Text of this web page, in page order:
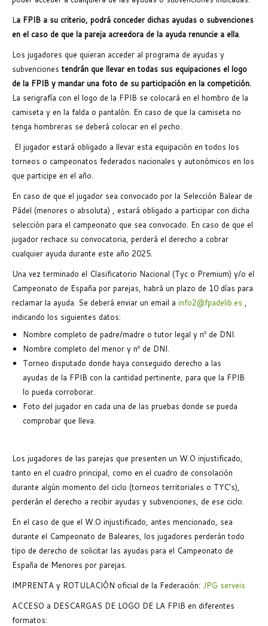
L a FPIB a su criterio, podrá conceder dichas ayudas o subvenciones
en el caso de que la pareja acreedora de la ayuda renuncie a ella
Los jugadores que quieran acceder al programa de ayudas y
subvenciones tendrán que llevar en todas sus equipaciones el logo
de la FPIB y mandar una foto de su participación en la competición.
La serigrafía con el logo de la FPIB se colocará en el hombro de la
camiseta y en la falda o pantalón. En caso de que la camiseta no
tenga hombreras se deberá colocar en el pecho.
El jugador estará obligado a llevar esta equipación en todos los
torneos o campeonatos federados nacionales y autonómicos en los
que participe en el año.
En caso de que el jugador sea convocado por la Selección Balear de
Pádel (menores o absoluta) , estará obligado a participar con dicha
selección para el campeonato que sea convocado. En caso de que el
jugador rechace su convocatoria, perderá el derecho a cobrar
cualquier ayuda durante este año 2025.
Una vez terminado el Clasificatorio Nacional (Tyc o Premium) y/o el
Campeonato de España por parejas, habrá un plazo de 10 días para
reclamar la ayuda. Se deberá enviar un email a info2@fpadelib.es
indicando los siguientes datos:
Nombre completo de padre/madre o tutor legal y nº de DNI.
Nombre completo del menor y nº de DNI.
Torneo disputado donde haya conseguido derecho a las
ayudas de la FPIB con la cantidad pertinente, para que la FPIB
lo pueda corroborar.
Foto del jugador en cada una de las pruebas donde se pueda
comprobar que lleva.
Los jugadores de las parejas que presenten un W.O injustificado,
tanto en el cuadro principal, como en el cuadro de consolación
durante algún momento del ciclo (torneos territoriales o TYC's),
perderán el derecho a recibir ayudas y subvenciones, de ese ciclo.
En el caso de que el W.O injustificado, antes mencionado, sea
durante el Campeonato de Baleares, los jugadores perderán todo
tipo de derecho de solicitar las ayudas para el Campeonato de
España de Menores por parejas.
IMPRENTA y ROTULACIÓN oficial de la Federación: JPG serveis
ACCESO a DESCARGAS DE LOGO DE LA FPIB en diferentes
formatos: